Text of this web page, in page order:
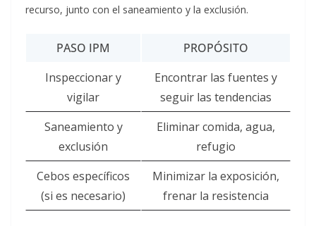
recurso, junto con el saneamiento y la exclusión.
PASO IPM
PROPÓSITO
Inspeccionar y
vigilar
Encontrar las fuentes y
seguir las tendencias
Saneamiento y
exclusión
Eliminar comida, agua,
refugio
Cebos específicos
(si es necesario)
Minimizar la exposición,
frenar la resistencia